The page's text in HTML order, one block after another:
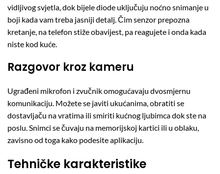
vidljivog svjetla, dok bijele diode uključuju noćno snimanje u
boji kada vam treba jasniji detalj. Čim senzor prepozna
kretanje, na telefon stiže obavijest, pa reagujete i onda kada
niste kod kuće.
Razgovor kroz kameru
Ugrađeni mikrofon i zvučnik omogućavaju dvosmjernu
komunikaciju. Možete se javiti ukućanima, obratiti se
dostavljaču na vratima ili smiriti kućnog ljubimca dok ste na
poslu. Snimci se čuvaju na memorijskoj kartici ili u oblaku,
zavisno od toga kako podesite aplikaciju.
Tehničke karakteristike